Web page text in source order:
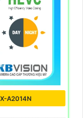
A2014N